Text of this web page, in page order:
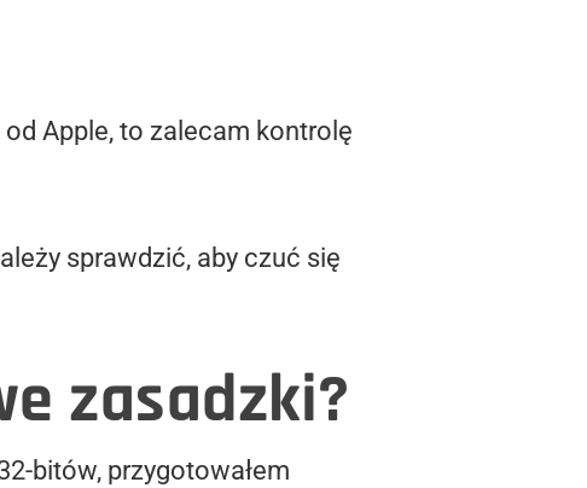
Apple, to zalecam kontrolę
sprawdzić, aby czuć się
zasadzki?
bitów, przygotowałem